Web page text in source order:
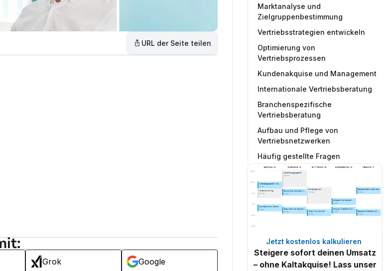
Marktanalyse und
Zielgruppenbestimmung
Vertriebsstrategien entwickeln
Optimierung von
Vertriebsprozessen
Kundenakquise und Management
Internationale Vertriebsberatung
Branchenspezifische
Vertriebsberatung
Aufbau und Pflege von
Vertriebsnetzwerken
Häufig gestellte Fragen
Jetzt kostenlos kalkulieren
Steigere sofort deinen Umsatz
– ohne Kaltakquise! Lass unser
URL der Seite teilen
Grok
Google